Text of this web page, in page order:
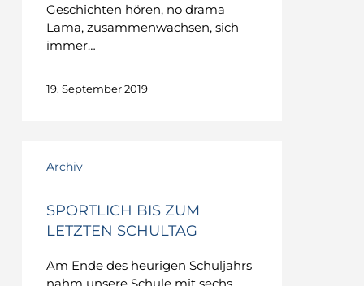
Geschichten hören, no drama
Lama, zusammenwachsen, sich
immer…
19. September 2019
Archiv
SPORTLICH BIS ZUM
LETZTEN SCHULTAG
Am Ende des heurigen Schuljahrs